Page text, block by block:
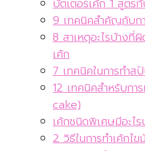
บัตเตอร์เค้ก 1 สูตร
9 เทคนิคสำคัญกับก
8 สาเหตุอะไรบ้างที่
เค้ก
7 เทคนิคในการทำส
12 เทคนิคสำหรับก
cake)
เค้กชนิดพิเศษมีอะไร
2 วิธีในการทำเค้กไ